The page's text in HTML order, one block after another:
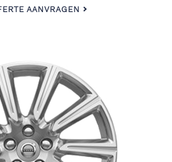
AANVRAGEN